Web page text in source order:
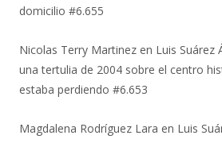
domicilio #6.655
Nicolas Terry Martinez en Luis Suárez
una tertulia de 2004 sobre el centro
estaba perdiendo #6.653
Magdalena Rodríguez Lara en Luis